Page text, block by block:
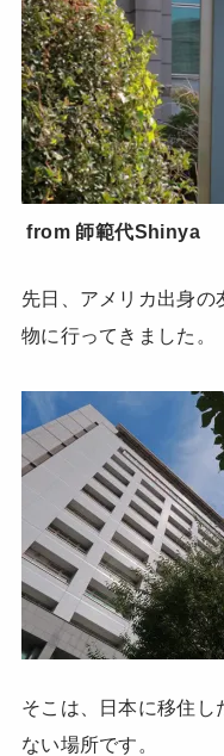
from 師範代Shinya
先日、アメリカ出身の
物に行ってきました。
そこは、日本に移住し
ない場所です。